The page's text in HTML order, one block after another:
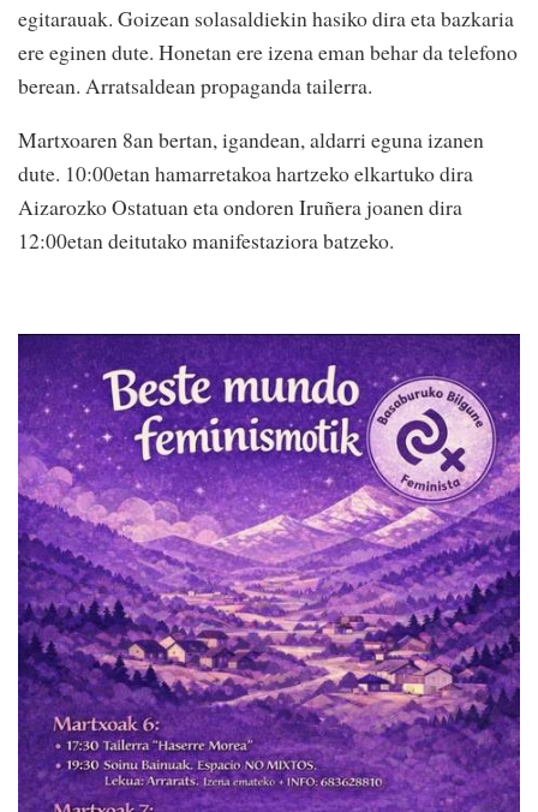
egitarauak. Goizean solasaldiekin hasiko dira eta bazkaria
ere eginen dute. Honetan ere izena eman behar da telefono
berean. Arratsaldean propaganda tailerra.
Martxoaren 8an bertan, igandean, aldarri eguna izanen
dute. 10:00etan hamarretakoa hartzeko elkartuko dira
Aizarozko Ostatuan eta ondoren Iruñera joanen dira
12:00etan deitutako manifestaziora batzeko.